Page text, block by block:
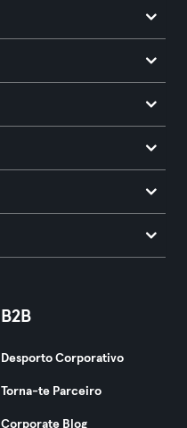
B2B
Desporto Corporativo
Torna-te Parceiro
Corporate Blog